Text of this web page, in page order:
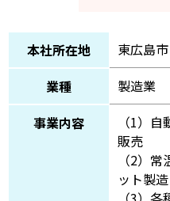
本社所在地
東広島市
業種
製造業
事業内容
（1）
販売
（2）
ット製